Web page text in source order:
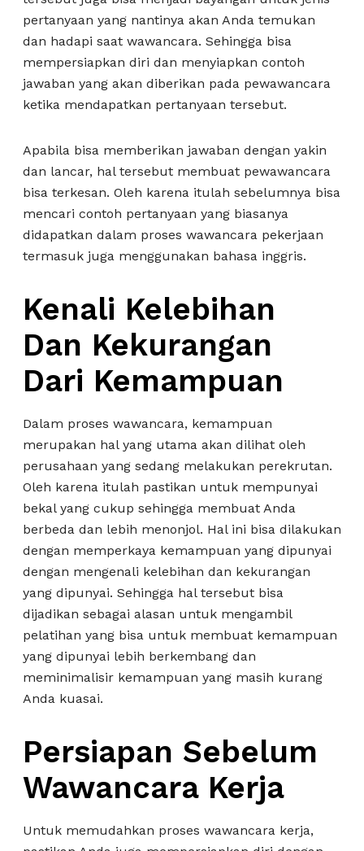
pertanyaan yang nantinya akan Anda temukan
dan hadapi saat wawancara. Sehingga bisa
mempersiapkan diri dan menyiapkan contoh
jawaban yang akan diberikan pada pewawancara
ketika mendapatkan pertanyaan tersebut.
Apabila bisa memberikan jawaban dengan yakin
dan lancar, hal tersebut membuat pewawancara
bisa terkesan. Oleh karena itulah sebelumnya bisa
mencari contoh pertanyaan yang biasanya
didapatkan dalam proses wawancara pekerjaan
termasuk juga menggunakan bahasa inggris.
Kenali Kelebihan
Dan Kekurangan
Dari Kemampuan
Dalam proses wawancara, kemampuan
merupakan hal yang utama akan dilihat oleh
perusahaan yang sedang melakukan perekrutan.
Oleh karena itulah pastikan untuk mempunyai
bekal yang cukup sehingga membuat Anda
berbeda dan lebih menonjol. Hal ini bisa dilakukan
dengan memperkaya kemampuan yang dipunyai
dengan mengenali kelebihan dan kekurangan
yang dipunyai. Sehingga hal tersebut bisa
dijadikan sebagai alasan untuk mengambil
pelatihan yang bisa untuk membuat kemampuan
yang dipunyai lebih berkembang dan
meminimalisir kemampuan yang masih kurang
Anda kuasai.
Persiapan Sebelum
Wawancara Kerja
Untuk memudahkan proses wawancara kerja,